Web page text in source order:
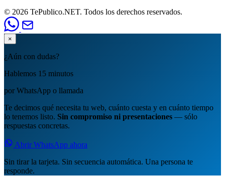
© 2026 TePublico.NET. Todos los derechos reservados.
×
¿Aún con dudas?
Hablemos 15 minutos
por WhatsApp o llamada
Te decimos qué necesita tu web, cuánto cuesta y en cuánto tiempo
lo tenemos listo. Sin compromiso ni presentaciones — sólo
respuestas concretas.
Abrir WhatsApp ahora
Sin tirar la tarjeta. Sin secuencia automática. Una persona te
responde.